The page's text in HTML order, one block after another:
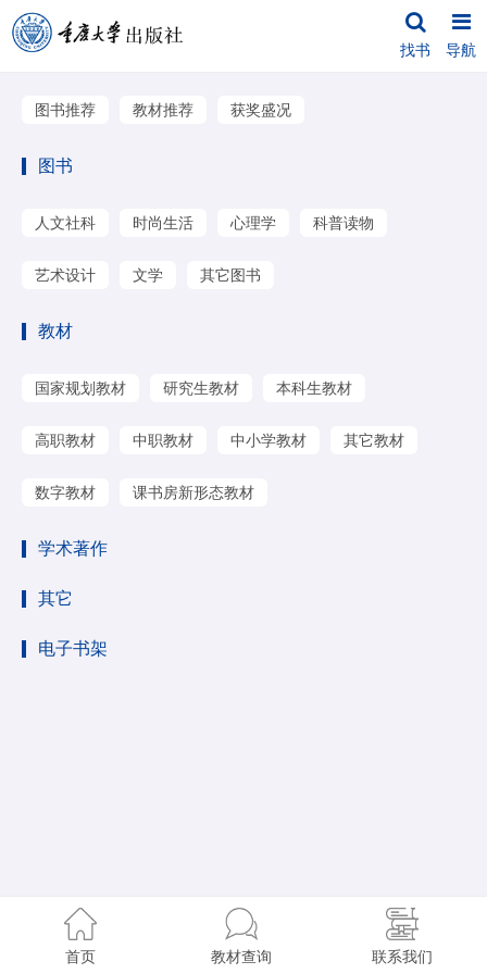
找书 导航
图书推荐 教材推荐 获奖盛况
图书
人文社科 时尚生活 心理学 科普读物
艺术设计 文学 其它图书
教材
国家规划教材 研究生教材 本科生教材
高职教材 中职教材 中小学教材 其它教材
数字教材 课书房新形态教材
学术著作
其它
电子书架
首页 教材查询 联系我们